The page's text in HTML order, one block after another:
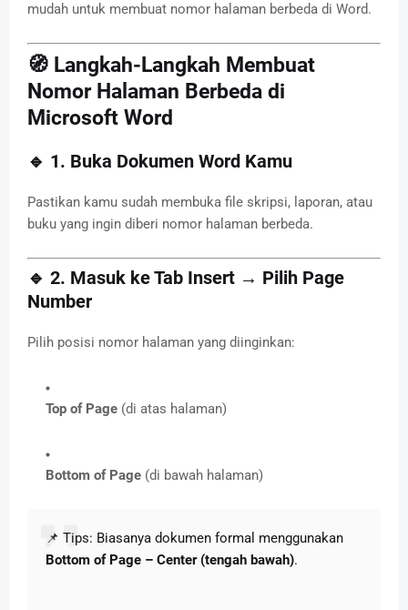
mudah untuk membuat nomor halaman berbeda di Word.
🧭 Langkah-Langkah Membuat
Nomor Halaman Berbeda di
Microsoft Word
🔹 1. Buka Dokumen Word Kamu
Pastikan kamu sudah membuka file skripsi, laporan, atau
buku yang ingin diberi nomor halaman berbeda.
🔹 2. Masuk ke Tab Insert → Pilih Page
Number
Pilih posisi nomor halaman yang diinginkan:
Top of Page (di atas halaman)
Bottom of Page (di bawah halaman)
📌 Tips: Biasanya dokumen formal menggunakan
Bottom of Page – Center (tengah bawah).